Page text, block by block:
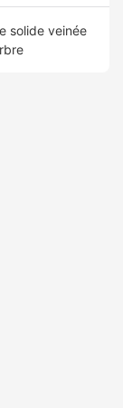
solide veinée